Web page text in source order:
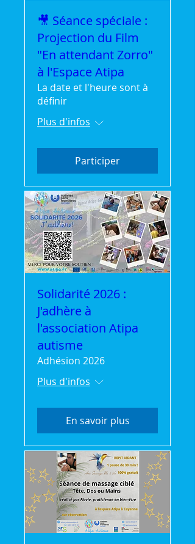
🎥 Séance spéciale :
Projection du Film
"En attendant Zorro"
à l'Espace Atipa
La date et l'heure sont à
définir
Plus d'infos
Participer
Solidarité 2026 :
J'adhère à
l'association Atipa
autisme
Adhésion 2026
Plus d'infos
En savoir plus